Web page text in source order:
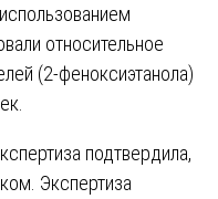
относительное
(2-феноксиэтанола)
подтвердила,
Экспертиза